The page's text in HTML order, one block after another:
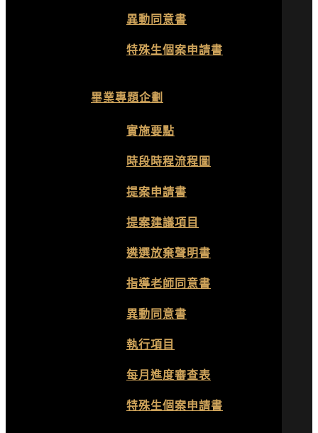
異動同意書
特殊生個案申請書
畢業專題企劃
實施要點
時段時程流程圖
提案申請書
提案建議項目
遴選放棄聲明書
指導老師同意書
異動同意書
執行項目
每月進度審查表
特殊生個案申請書